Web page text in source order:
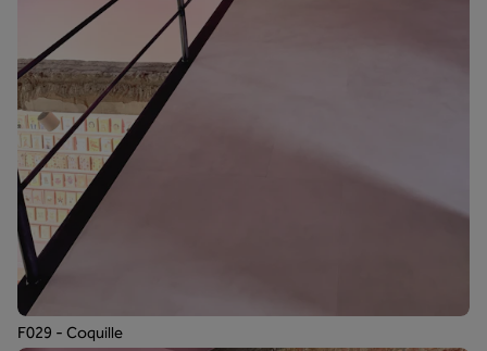
F029 - Coquille